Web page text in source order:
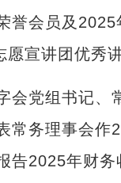
誉会员及
愿宣讲团优秀
党组书记、常
常务理事会作
告2025年财